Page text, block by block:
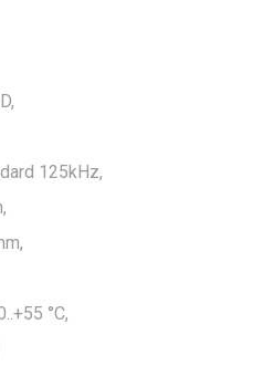
125kHz,
°C,